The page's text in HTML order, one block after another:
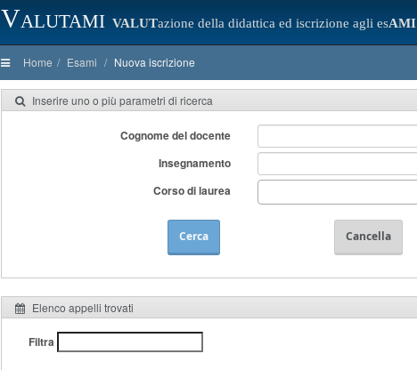
Valutami VALUTazione della didattica ed iscrizione agli esAMI
Home Esami Nuova iscrizione
Inserire uno o più parametri di ricerca
Cognome del docente
Insegnamento
Corso di laurea
Cerca Cancella
Elenco appelli trovati
Filtra